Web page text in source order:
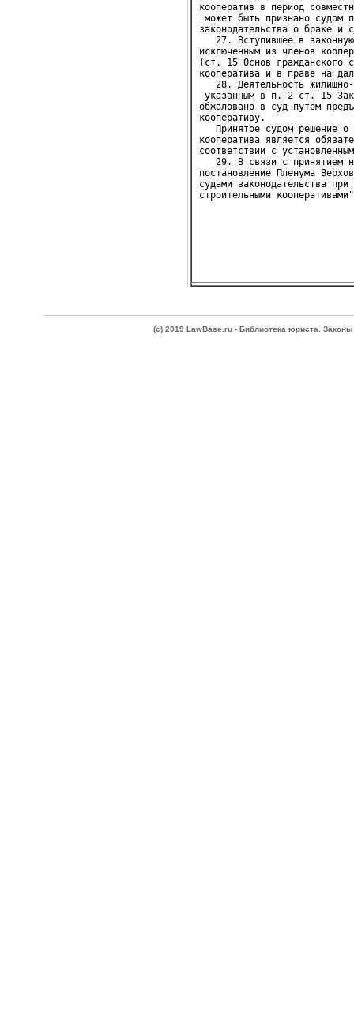
кооператив в период
может быть признано судом
законодательства о браке и
27. Вступившее в законную
исключенным из членов
(ст. 15 Основ гражданского
кооператива и в праве на
28. Деятельность жилищно-
указанным в п. 2 ст. 15
обжаловано в суд путем
кооперативу.
Принятое судом решение о
кооператива является
соответствии с
29. В связи с принятием
постановление Пленума
судами законодательства
(c) 2019 LawBase.ru - Библиотека юриста.